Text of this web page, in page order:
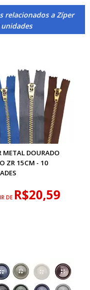
relacionados a Zíper
METAL DOURADO
ZR 15CM - 10
DE R$20,59